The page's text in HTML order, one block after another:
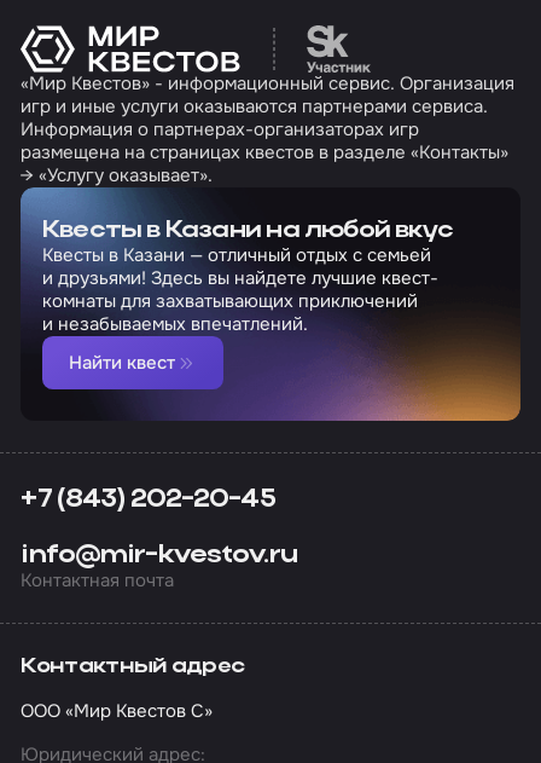
Перейти на сайт
«Мир Квестов» - информационный сервис. Организация
игр и иные услуги оказываются партнерами сервиса.
Информация о партнерах-организаторах игр
размещена на страницах квестов в разделе «Контакты»
→ «Услугу оказывает».
Квесты в Казани на любой вкус
Квесты в Казани — отличный отдых с семьей
и друзьями! Здесь вы найдете лучшие квест-
комнаты для захватывающих приключений
и незабываемых впечатлений.
Найти квест
+7 (843) 202-20-45
info@mir-kvestov.ru
Контактная почта
Контактный адрес
ООО «Мир Квестов С»
Юридический адрес: